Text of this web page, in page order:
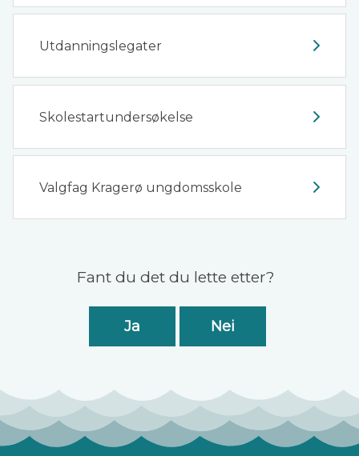
Utdanningslegater
Skolestartundersøkelse
Valgfag Kragerø ungdomsskole
Fant du det du lette etter?
Ja Nei